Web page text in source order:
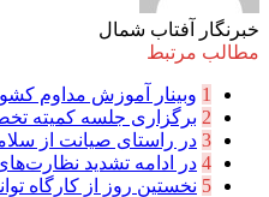
خبرنگار آفتاب شمال
مطالب مرتبط
1 وبینار آموزش مداوم
2 برگزاری جلسه کمیته تخصصی بالینی
3 در راستای صیانت از
4 در ادامه تشدید نظارت‌های بهداشتی؛
5 نخستین روز از کارگاه